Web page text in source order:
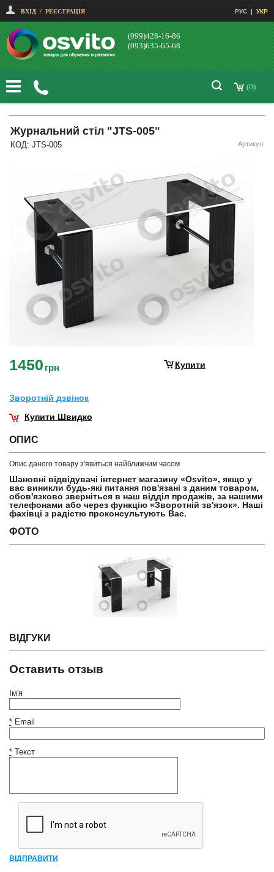
ВХІД / РЕЄСТРАЦІЯ РУС | УКР
(099)428-16-86
(093)635-65-68
(0)
Журнальний стіл "JTS-005"
КОД: JTS-005 Артикул:
1450 грн Купити
Зворотнiй дзвiнок
Купити Швидко
ОПИС
Опис даного товару з'явиться найближчим часом
Шановні відвідувачі інтернет магазину «Osvito», якщо у
вас виникли будь-які питання пов'язані з даним товаром,
обов'язково зверніться в наш відділ продажів, за нашими
телефонами або через функцію «Зворотній зв'язок». Наші
фахівці з радістю проконсультують Вас.
ФОТО
ВІДГУКИ
Оставить отзыв
Ім'я
* Email
* Текст
ВІДПРАВИТИ